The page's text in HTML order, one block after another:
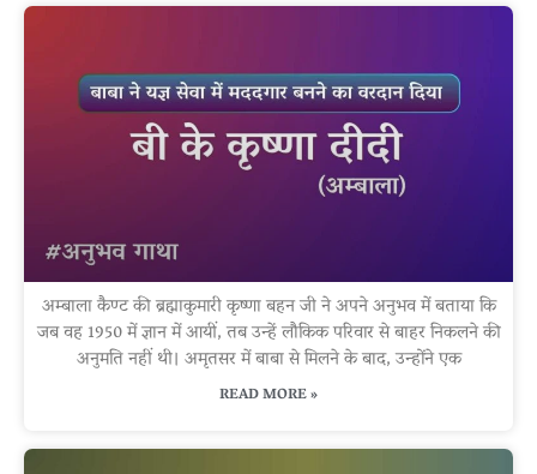
अम्बाला कैण्ट की ब्रह्माकुमारी कृष्णा बहन जी ने अपने अनुभव में बताया कि
जब वह 1950 में ज्ञान में आयीं, तब उन्हें लौकिक परिवार से बाहर निकलने की
अनुमति नहीं थी। अमृतसर में बाबा से मिलने के बाद, उन्होंने एक
READ MORE »